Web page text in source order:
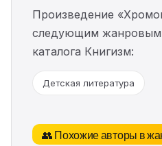
Произведение
следующим жанровым
каталога Книгизм:
Детская литература
👥 Похожие авторы в